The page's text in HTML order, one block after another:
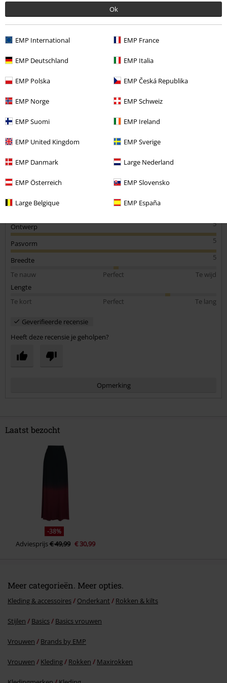
Ok
EMP International EMP France
EMP Deutschland EMP Italia
EMP Polska EMP Česká Republika
EMP Norge EMP Schweiz
EMP Suomi EMP Ireland
EMP United Kingdom EMP Sverige
EMP Danmark Large Nederland
EMP Österreich EMP Slovensko
Large Belgique EMP España
Opmerking
Commentaar versturen
Geweldige rok
Mooie lange rok, lekkere stof.
Kwaliteit
5
Ontwerp
5
Pasvorm
5
Breedte
Te nauw
Perfect
Te wijd
Lengte
Te kort
Perfect Te lang
Geverifieerde recensie
Heeft deze recensie je geholpen?
Opmerking
Laatst bezocht
-38%
Adviesprijs€ 49,99 € 30,99
Meer categorieën. Meer opties.
Kleding & accessoires Onderkant Rokken & kilts
Stijlen Basics Basics vrouwen
Vrouwen Brands by EMP
Vrouwen Kleding Rokken Maxirokken